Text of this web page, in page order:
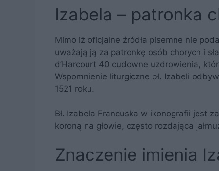
Izabela – patronka
Mimo iż oficjalne źródła pisemne nie
uważają ją za patronkę osób chorych i
d’Harcourt 40 cudowne uzdrowienia,
Wspomnienie liturgiczne bł. Izabeli
1521 roku.
Bł. Izabela Francuska w ikonografii jest
koroną na głowie, często rozdająca
Znaczenie imienia